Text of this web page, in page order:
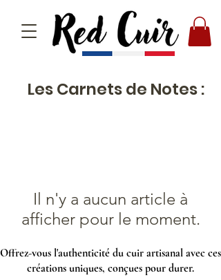
Les Carnets de Notes :
Il n'y a aucun article à
afficher pour le moment.
Offrez-vous l'authenticité du cuir artisanal avec ces
créations uniques, conçues pour durer.